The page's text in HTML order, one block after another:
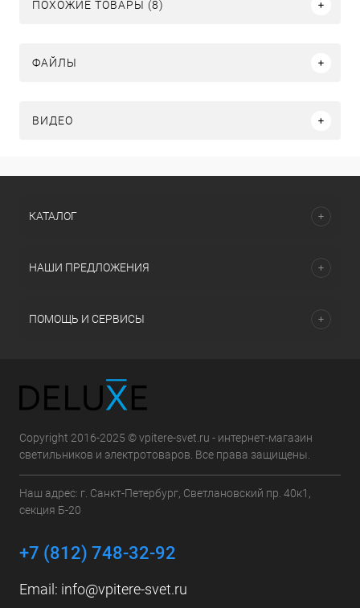
ПОХОЖИЕ ТОВАРЫ (8)
ФАЙЛЫ
ВИДЕО
КАТАЛОГ
НАШИ ПРЕДЛОЖЕНИЯ
ПОМОЩЬ И СЕРВИСЫ
Copyright 2016-2025 © vpitere-svet.ru - интернет-магазин
светильников и электротоваров. Все права защищены.
Наш адрес: г. Санкт-Петербург, Светлановский пр. 40к1,
секция Б-20
+7 (812) 748-32-92
Email: info@vpitere-svet.ru